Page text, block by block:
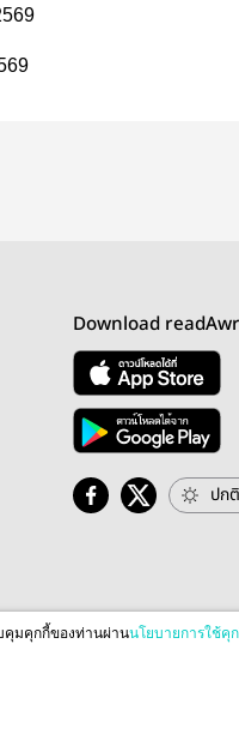
Download
ปกติ
คุมคุกกี้ของท่านผ่านนโยบายการใช้คุ